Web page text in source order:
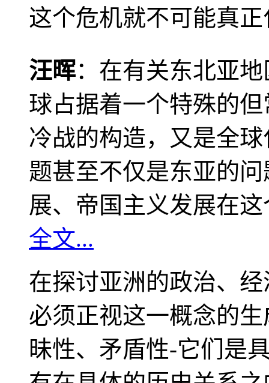
这个危机就不可能真
汪晖：在有关东北亚
球占据着一个特殊的
冷战的构造，又是全
题甚至不仅是东亚的
展、帝国主义发展在
全文...
在探讨亚洲的政治、
必须正视这一概念的
昧性、矛盾性-它们是